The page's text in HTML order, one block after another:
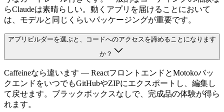
らClaudeは素晴らしい。動くアプリを届けることにおいて
は、モデルと同じくらいパッケージングが重要です。
アプリビルダーを選ぶと、コードへのアクセスを諦めることになります
か？
Caffeineなら違います — ReactフロントエンドとMotokoバッ
クエンドをいつでもGitHubやZIPにエクスポートし、編集し
て戻せます。ブラックボックスなしで、完成品の体験が得ら
れます。